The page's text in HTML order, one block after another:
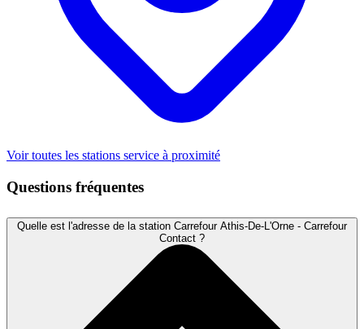
Voir toutes les stations service à proximité
Questions fréquentes
Quelle est l'adresse de la station Carrefour Athis-De-L'Orne - Carrefour
Contact ?